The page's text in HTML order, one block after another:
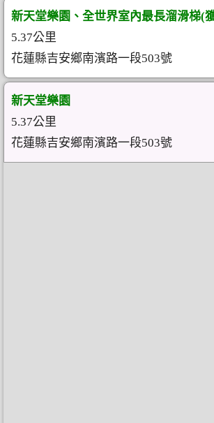
新天堂樂園、全世界室內最長溜滑梯(
5.37公里
花蓮縣吉安鄉南濱路一段503號
新天堂樂園
5.37公里
花蓮縣吉安鄉南濱路一段503號